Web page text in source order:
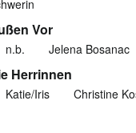
Vor
n.b. Jelena Bosanac
Herrinnen
Katie/Iris Christine